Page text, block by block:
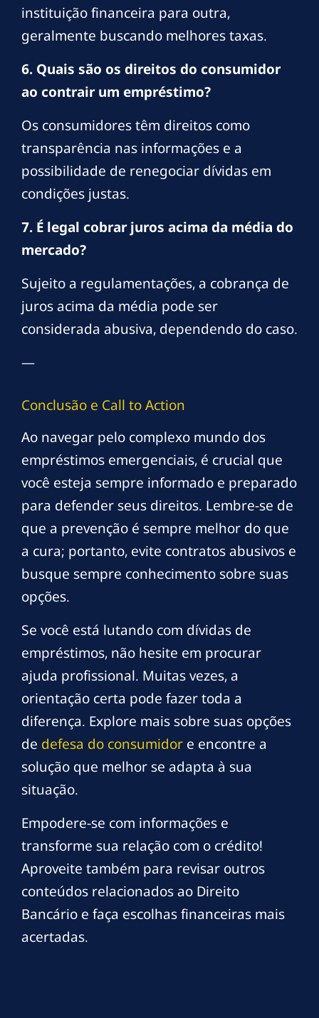
instituição financeira para outra,
geralmente buscando melhores taxas.
6. Quais são os direitos do consumidor
ao contrair um empréstimo?
Os consumidores têm direitos como
transparência nas informações e a
possibilidade de renegociar dívidas em
condições justas.
7. É legal cobrar juros acima da média do
mercado?
Sujeito a regulamentações, a cobrança de
juros acima da média pode ser
considerada abusiva, dependendo do caso.
—
Conclusão e Call to Action
Ao navegar pelo complexo mundo dos
empréstimos emergenciais, é crucial que
você esteja sempre informado e preparado
para defender seus direitos. Lembre-se de
que a prevenção é sempre melhor do que
a cura; portanto, evite contratos abusivos e
busque sempre conhecimento sobre suas
opções.
Se você está lutando com dívidas de
empréstimos, não hesite em procurar
ajuda profissional. Muitas vezes, a
orientação certa pode fazer toda a
diferença. Explore mais sobre suas opções
de defesa do consumidor e encontre a
solução que melhor se adapta à sua
situação.
Empodere-se com informações e
transforme sua relação com o crédito!
Aproveite também para revisar outros
conteúdos relacionados ao Direito
Bancário e faça escolhas financeiras mais
acertadas.